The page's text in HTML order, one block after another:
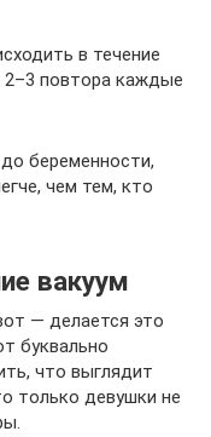
в течение
2–3 повтора каждые
беременности,
чем тем, кто
вакуум
— делается это
буквально
что выглядит
только девушки не